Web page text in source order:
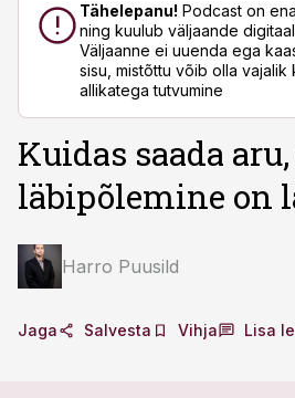
Tähelepanu! Podcast on
ning kuulub väljaande
Väljaanne ei uuenda ega
sisu, mistõttu võib olla vajalik
allikatega tutvumine
Kuidas saada
läbipõlemine on
Harro Puusild
Jaga Salvesta Vihja Lisa